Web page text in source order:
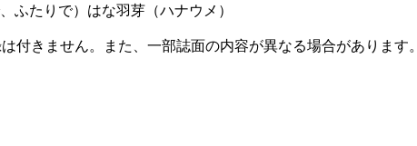
ふたりで）はな羽芽（ハナウメ）
付きません。また、一部誌面の内容が異なる場合があります。